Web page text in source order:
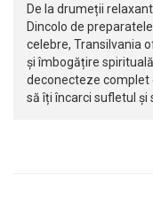
De la drumeții
Dincolo de
celebre, Transilvania
și îmbogățire
deconecteze complet
să îți încarci sufletul și